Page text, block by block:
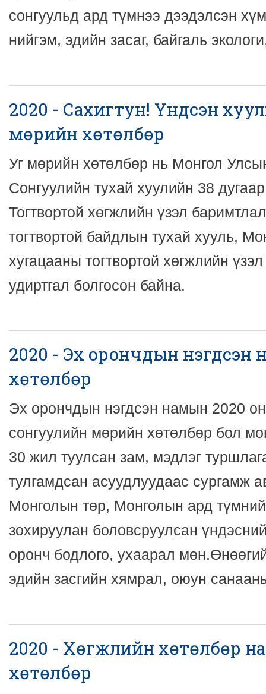
сонгуульд ард түмнээ дээдэлсэн
нийгэм, эдийн засаг, байгаль
2020 - Сахигтун! Үндсэн
мөрийн хөтөлбөр
Уг мөрийн хөтөлбөр нь Монгол
Сонгуулийн тухай хуулийн 38
Тогтвортой хөгжлийн үзэл
тогтвортой байдлын тухай хууль,
хугацааны тогтвортой хөгжлийн
удиртгал болгосон байна.
2020 - Эх орончдын
хөтөлбөр
Эх орончдын нэгдсэн намын 2020
сонгуулийн мөрийн хөтөлбөр бол
30 жил туулсан зам, мэдлэг
тулгамдсан асуудлуудаас сургамж
Монголын төр, Монголын ард түмний
зохируулан боловсруулсан
оронч бодлого, ухаарал
эдийн засгийн хямрал, оюун
2020 - Хөгжлийн хөтөлбөр
хөтөлбөр